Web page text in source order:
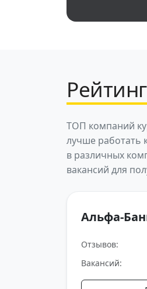
ТОП компаний
лучше работать
в различных
вакансий для
Альфа-
Отзывов:
Вакансий: